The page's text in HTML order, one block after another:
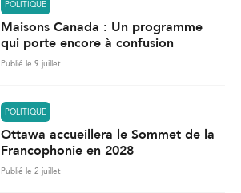
POLITIQUE
Maisons Canada : Un programme
qui porte encore à confusion
Publié le 9 juillet
POLITIQUE
Ottawa accueillera le Sommet de la
Francophonie en 2028
Publié le 2 juillet